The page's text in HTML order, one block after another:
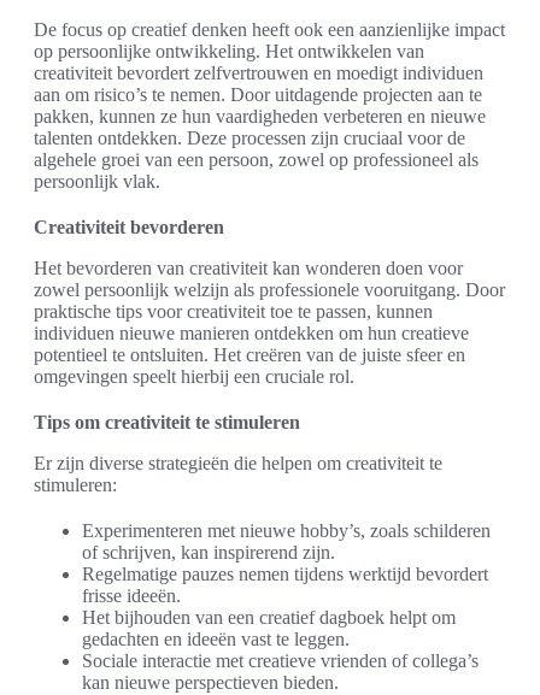
De focus op creatief denken heeft ook een aanzienlijke impact
op persoonlijke ontwikkeling. Het ontwikkelen van
creativiteit bevordert zelfvertrouwen en moedigt individuen
aan om risico’s te nemen. Door uitdagende projecten aan te
pakken, kunnen ze hun vaardigheden verbeteren en nieuwe
talenten ontdekken. Deze processen zijn cruciaal voor de
algehele groei van een persoon, zowel op professioneel als
persoonlijk vlak.
Creativiteit bevorderen
Het bevorderen van creativiteit kan wonderen doen voor
zowel persoonlijk welzijn als professionele vooruitgang. Door
praktische tips voor creativiteit toe te passen, kunnen
individuen nieuwe manieren ontdekken om hun creatieve
potentieel te ontsluiten. Het creëren van de juiste sfeer en
omgevingen speelt hierbij een cruciale rol.
Tips om creativiteit te stimuleren
Er zijn diverse strategieën die helpen om creativiteit te
stimuleren:
Experimenteren met nieuwe hobby’s, zoals schilderen
of schrijven, kan inspirerend zijn.
Regelmatige pauzes nemen tijdens werktijd bevordert
frisse ideeën.
Het bijhouden van een creatief dagboek helpt om
gedachten en ideeën vast te leggen.
Sociale interactie met creatieve vrienden of collega’s
kan nieuwe perspectieven bieden.